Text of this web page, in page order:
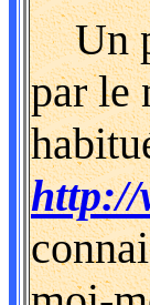
Un
par le
http://